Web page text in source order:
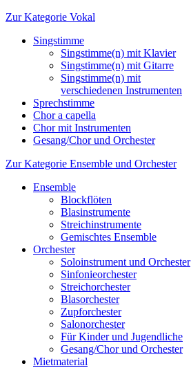
Zur Kategorie Vokal
Singstimme
Singstimme(n) mit Klavier
Singstimme(n) mit Gitarre
Singstimme(n) mit
verschiedenen Instrumenten
Sprechstimme
Chor a capella
Chor mit Instrumenten
Gesang/Chor und Orchester
Zur Kategorie Ensemble und Orchester
Ensemble
Blockflöten
Blasinstrumente
Streichinstrumente
Gemischtes Ensemble
Orchester
Soloinstrument und Orchester
Sinfonieorchester
Streichorchester
Blasorchester
Zupforchester
Salonorchester
Für Kinder und Jugendliche
Gesang/Chor und Orchester
Mietmaterial